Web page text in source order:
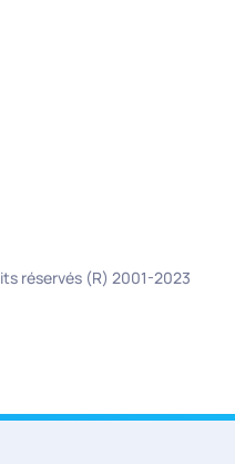
réservés (R) 2001-2023